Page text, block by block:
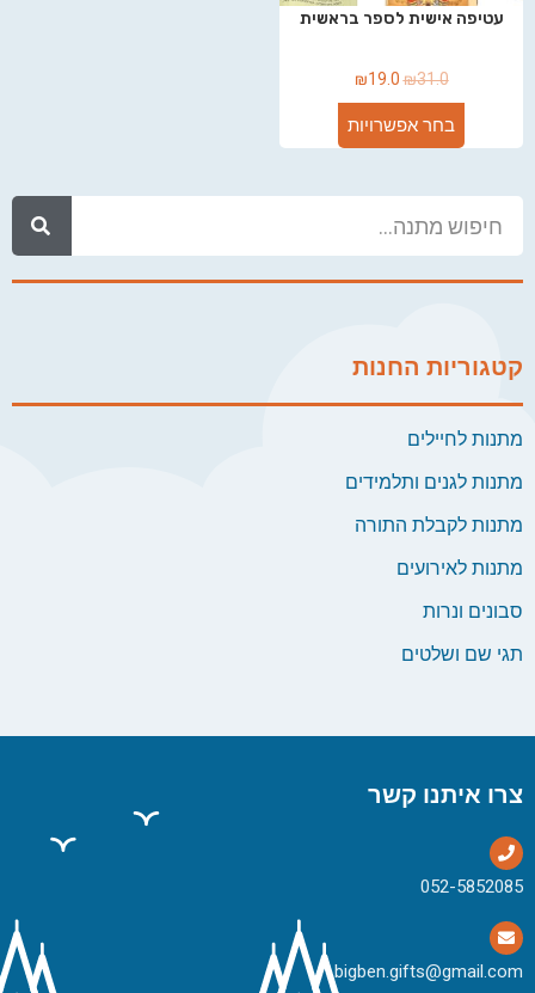
קטגוריות החנות
מתנות לחיילים
מתנות לגנים ותלמידים
מתנות לקבלת התורה
מתנות לאירועים
סבונים ונרות
תגי שם ושלטים
עטיפה אישית לספר בראשית
₪31.0
₪19.0
בחר אפשרויות
צרו איתנו קשר
bigben.gifts@gmail.com